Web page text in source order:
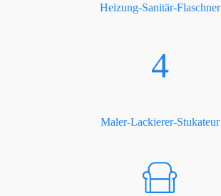
Heizung-Sanitär-Flaschner
Maler-Lackierer-Stukateur